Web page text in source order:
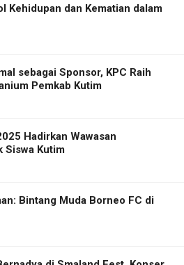
Kehidupan dan Kematian dalam
sebagai Sponsor, KPC Raih
Pemkab Kutim
Hadirkan Wawasan
Siswa Kutim
Bintang Muda Borneo FC di